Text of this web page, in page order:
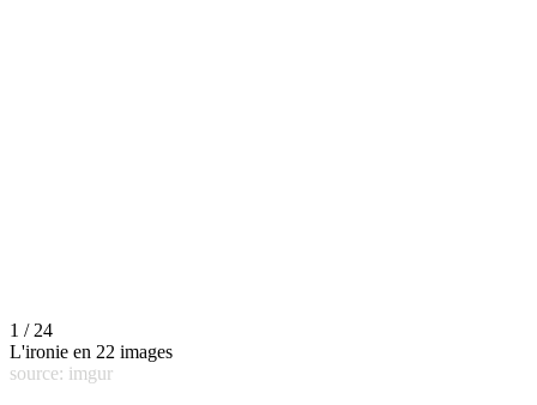
1 / 24
L'ironie en 22 images
source: imgur